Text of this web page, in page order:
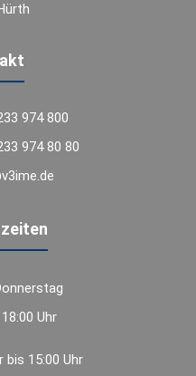
974 800
974 80 80
Uhr
bis 15:00 Uhr